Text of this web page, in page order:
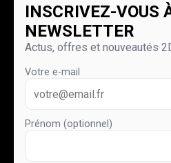
INSCRIVEZ-VOUS
NEWSLETTER
Actus, offres et nouveautés
Votre e-mail
Prénom (optionnel)